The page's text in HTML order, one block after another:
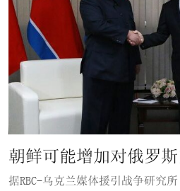
朝鲜可能增加对俄罗
据RBC-乌克兰媒体援引战争研究